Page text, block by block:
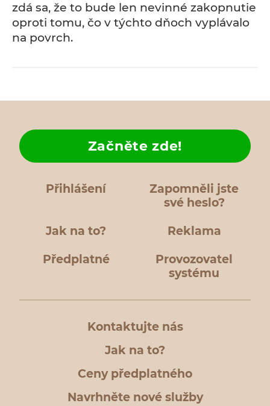
zdá sa, že to bude len nevinné zakopnutie
oproti tomu, čo v týchto dňoch vyplávalo
na povrch.
Přihlášení
Zapomněli jste
své heslo?
Jak na to?
Začněte zde!
Reklama
Předplatné
Provozovatel
systému
Kontaktujte nás
Jak na to?
Ceny předplatného
Navrhněte nové služby